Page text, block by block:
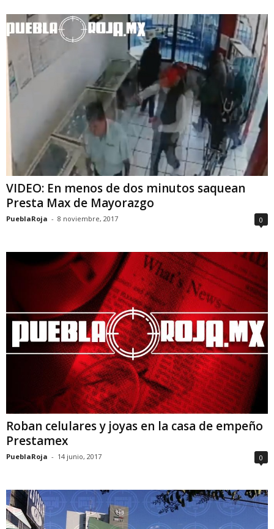
VIDEO: En menos de dos minutos saquean
Presta Max de Mayorazgo
PueblaRoja - 8 noviembre, 2017 0
Roban celulares y joyas en la casa de empeño
Prestamex
PueblaRoja - 14 junio, 2017 0